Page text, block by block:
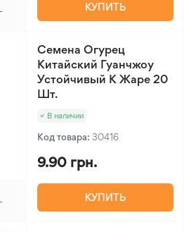
КУПИТЬ
Семена Огурец
Китайский Гуанчжоу
Устойчивый К Жаре 20
Шт.
В наличии
Код товара: 30416
9.90 грн.
КУПИТЬ